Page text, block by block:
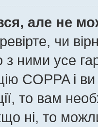
але не
чи
ними усе
COPPA і
то вам
ні, то